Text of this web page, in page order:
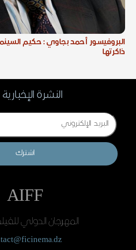
البروفيسور أحمد بجاوي : حكيم
ذاكرتها
النشرة الإخبارية
Email
اشترك
AIFF
المهرجان الدولي للفيلم